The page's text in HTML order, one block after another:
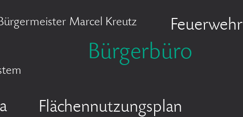
Marcel Kreutz Feuerwehr
Bürgerbüro
Flächennutzungsplan